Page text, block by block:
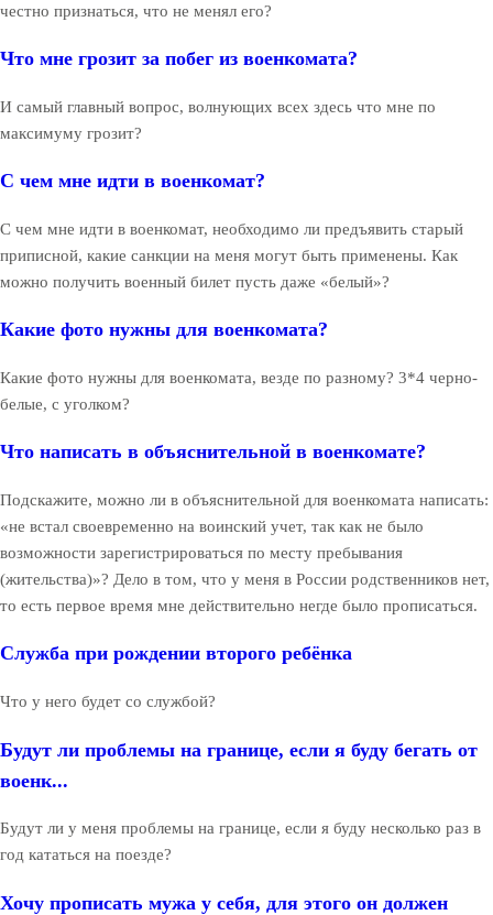
честно признаться, что не менял его?
Что мне грозит за побег из военкомата?
И самый главный вопрос, волнующих всех здесь что мне по
максимуму грозит?
С чем мне идти в военкомат?
С чем мне идти в военкомат, необходимо ли предъявить старый
приписной, какие санкции на меня могут быть применены. Как
можно получить военный билет пусть даже «белый»?
Какие фото нужны для военкомата?
Какие фото нужны для военкомата, везде по разному? 3*4 черно-
белые, с уголком?
Что написать в объяснительной в военкомате?
Подскажите, можно ли в объяснительной для военкомата написать:
«не встал своевременно на воинский учет, так как не было
возможности зарегистрироваться по месту пребывания
(жительства)»? Дело в том, что у меня в России родственников нет,
то есть первое время мне действительно негде было прописаться.
Служба при рождении второго ребёнка
Что у него будет со службой?
Будут ли проблемы на границе, если я буду бегать от
военк...
Будут ли у меня проблемы на границе, если я буду несколько раз в
год кататься на поезде?
Хочу прописать мужа у себя, для этого он должен